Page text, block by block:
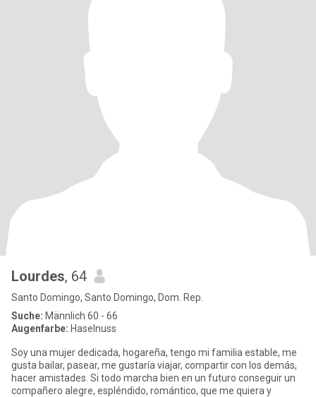
Lourdes, 64
Santo Domingo, Santo Domingo, Dom. Rep.
Suche: Männlich 60 - 66
Augenfarbe: Haselnuss
Soy una mujer dedicada, hogareña, tengo mi familia estable, me
gusta bailar, pasear, me gustaría viajar, compartir con los demás,
hacer amistades. Si todo marcha bien en un futuro conseguir un
compañero alegre, espléndido, romántico, que me quiera y